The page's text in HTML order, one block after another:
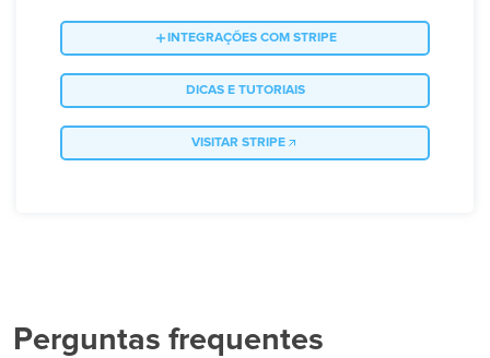
INTEGRAÇÕES COM STRIPE
DICAS E TUTORIAIS
VISITAR STRIPE
Perguntas frequentes